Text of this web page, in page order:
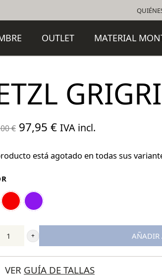
OUTLET MATERIAL
€ El
original
120,00 €.
97,95 €El
actual
IVA incl.
está agotado en todas sus
AÑADIR
VER GUÍA DE TALLAS